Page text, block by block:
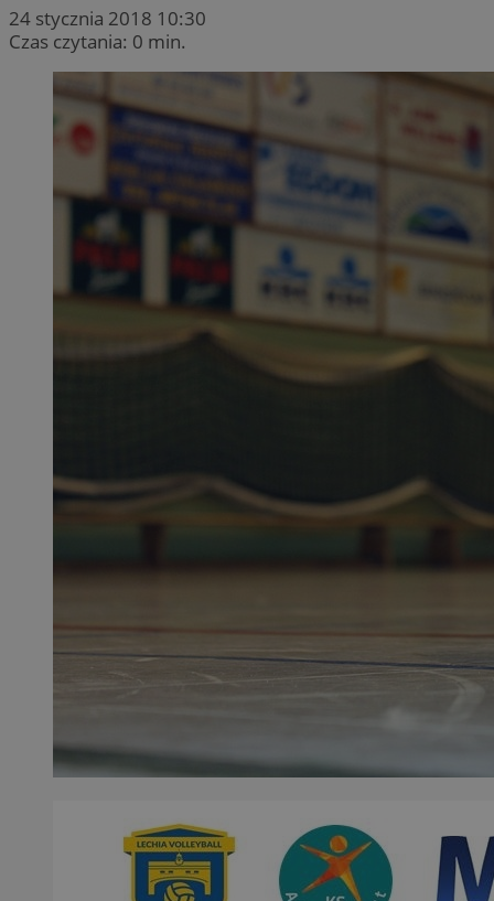
24 stycznia 2018 10:30
Czas czytania: 0 min.